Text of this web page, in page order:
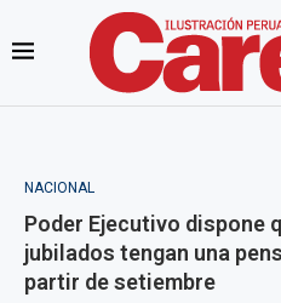
NACIONAL
Poder Ejecutivo dispone
jubilados tengan una
partir de setiembre